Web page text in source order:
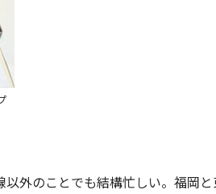
外のことでも結構忙しい。福岡